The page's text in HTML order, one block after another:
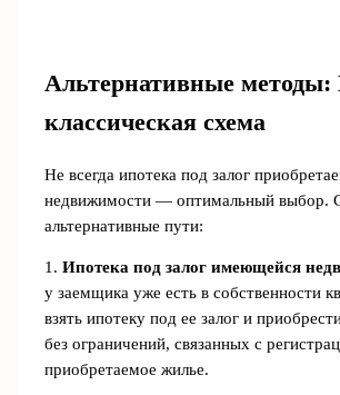
Альтернативные методы:
классическая схема
Не всегда ипотека под залог
недвижимости — оптимальный выбор.
альтернативные пути:
1. Ипотека под залог имеющейся
у заемщика уже есть в собственности
взять ипотеку под ее залог и
без ограничений, связанных с
приобретаемое жилье.